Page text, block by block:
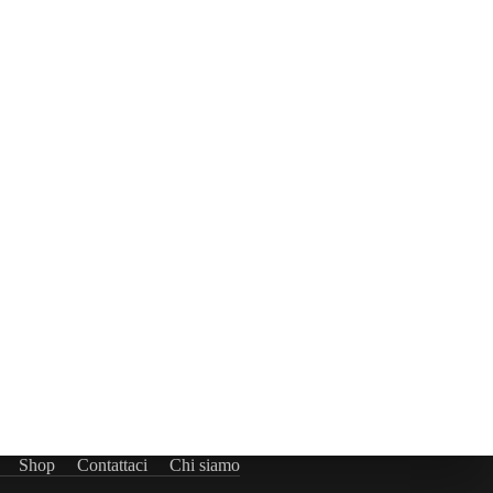
Shop Contattaci Chi siamo